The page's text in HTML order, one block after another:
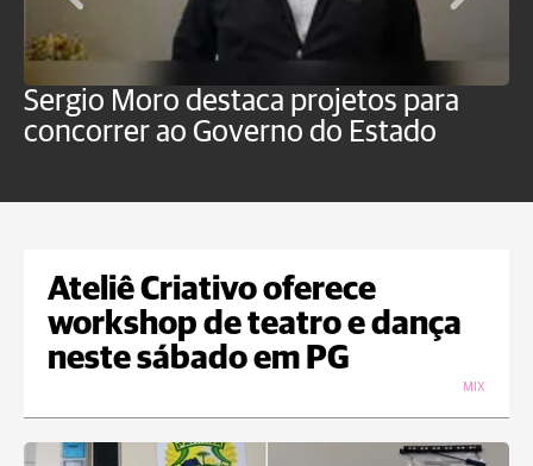
Sergio Moro destaca projetos para
concorrer ao Governo do Estado
Ateliê Criativo oferece
workshop de teatro e dança
neste sábado em PG
MIX